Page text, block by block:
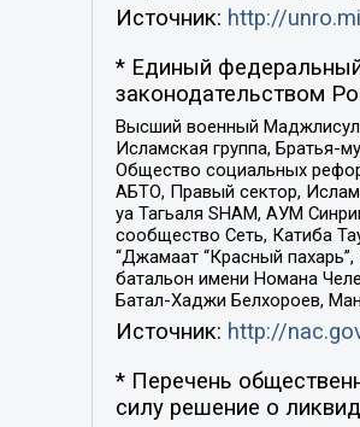
Источник: http://
* Единый федеральный
законодательством
Высший военный
Исламская группа, Братья-
Общество социальных
АБТО, Правый сектор,
уа Тагьаля SHAM, АУМ
сообщество Сеть, Катиба
“Джамаат “Красный
батальон имени Номана
Батал-Хаджи Белхороев,
Источник: http://
* Перечень
силу решение о